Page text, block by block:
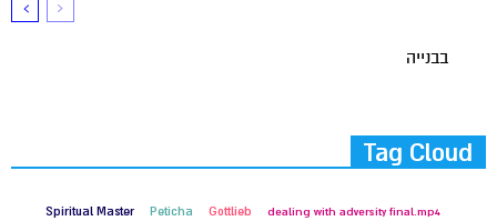
בבנייה
Tag Cloud
dealing with adversity final.mp4
Gottlieb
Peticha
Spiritual Master